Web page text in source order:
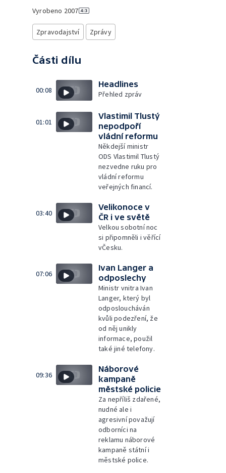
Vyrobeno 2007
Zpravodajství Zprávy
Části dílu
00:08
Headlines
Přehled zpráv
01:01
Vlastimil Tlustý
nepodpoří
vládní reformu
Někdejší ministr
ODS Vlastimil Tlustý
nezvedne ruku pro
vládní reformu
veřejných financí.
03:40
Velikonoce v
ČR i ve světě
Velkou sobotní noc
si připomněli i věřící
vČesku.
07:06
Ivan Langer a
odposlechy
Ministr vnitra Ivan
Langer, který byl
odposloucháván
kvůli podezření, že
od něj unikly
informace, použil
také jiné telefony.
09:36
Náborové
kampaně
městské policie
Za nepříliš zdařené,
nudné ale i
agresivní považují
odborníci na
reklamu náborové
kampaně státní i
městské police.